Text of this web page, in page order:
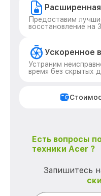
Предоставим
восстановление на
Ускоренное
Устраним
время без скрытых
Есть вопросы
техники Acer ?
Запишитесь